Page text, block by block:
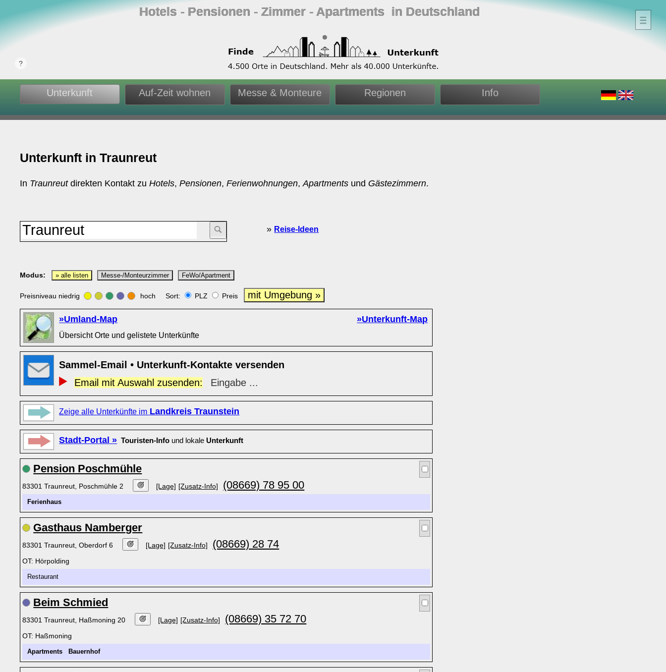
Hotels ‐ Pensionen ‐ Zimmer ‐ Apartments in Deutschland
Unterkunft Auf-Zeit wohnen Messe & Monteure Regionen Info
Unterkunft in Traunreut
In Traunreutdirekten Kontakt zuHotels,Pensionen,Ferienwohnungen,Apartments und Gästezimmern.
» Reise-Ideen
Modus: » alle listen Messe-/Monteurzimmer FeWo/Apartment
Preisniveau niedrig hoch Sort: PLZ Preis mit Umgebung »
»Umland-Map »Unterkunft-Map
Übersicht Orte und gelistete Unterkünfte
Sammel-Email • Unterkunft-Kontakte versenden
Email mit Auswahl zusenden:
Eingabe ...
Zeige alle Unterkünfte im Landkreis Traunstein
Stadt-Portal » Touristen-Info und lokale Unterkunft
Pension Poschmühle
83301 Traunreut, Poschmühle 2 [Lage] [Zusatz-Info] (08669) 78 95 00
Ferienhaus
Gasthaus Namberger
83301 Traunreut, Oberdorf 6 [Lage] [Zusatz-Info] (08669) 28 74
OT: Hörpolding
Restaurant
Beim Schmied
83301 Traunreut, Haßmoning 20 [Lage] [Zusatz-Info] (08669) 35 72 70
OT: Haßmoning
Apartments Bauernhof